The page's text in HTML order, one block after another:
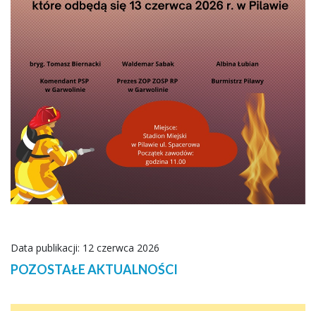
Data publikacji: 12 czerwca 2026
POZOSTAŁE AKTUALNOŚCI